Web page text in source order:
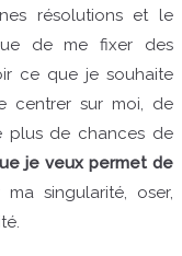
résolutions et le
de me fixer des
ce que je souhaite
centrer sur moi, de
plus de chances de
je veux permet de
singularité, oser,